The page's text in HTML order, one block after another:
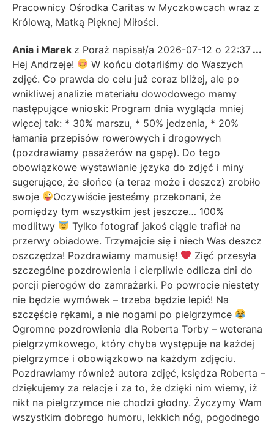
Pracownicy Ośrodka Caritas w Myczkowcach wraz z
Królową, Matką Pięknej Miłości.
Ania i Marek z Poraż napisał/a 2026-07-12 o 22:37
Hej Andrzeje!
W końcu dotarliśmy do Waszych
zdjęć. Co prawda do celu już coraz bliżej, ale po
wnikliwej analizie materiału dowodowego mamy
następujące wnioski: Program dnia wygląda mniej
więcej tak: * 30% marszu, * 50% jedzenia, * 20%
łamania przepisów rowerowych i drogowych
(pozdrawiamy pasażerów na gapę). Do tego
obowiązkowe wystawianie języka do zdjęć i miny
sugerujące, że słońce (a teraz może i deszcz) zrobiło
swoje
Oczywiście jesteśmy przekonani, że
pomiędzy tym wszystkim jest jeszcze… 100%
modlitwy
Tylko fotograf jakoś ciągle trafiał na
przerwy obiadowe. Trzymajcie się i niech Was deszcz
oszczędza! Pozdrawiamy mamusię!
Zięć przesyła
szczególne pozdrowienia i cierpliwie odlicza dni do
porcji pierogów do zamrażarki. Po powrocie niestety
nie będzie wymówek – trzeba będzie lepić! Na
szczęście rękami, a nie nogami po pielgrzymce
Ogromne pozdrowienia dla Roberta Torby – weterana
pielgrzymkowego, który chyba występuje na każdej
pielgrzymce i obowiązkowo na każdym zdjęciu.
Pozdrawiamy również autora zdjęć, księdza Roberta –
dziękujemy za relacje i za to, że dzięki nim wiemy, iż
nikt na pielgrzymce nie chodzi głodny. Życzymy Wam
wszystkim dobrego humoru, lekkich nóg, pogodnego
...